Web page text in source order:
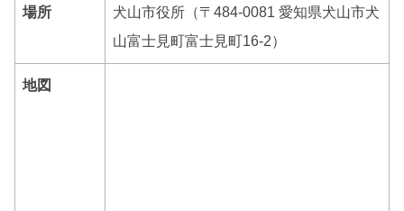
場所
犬山市役所（〒484-0081 愛知県犬山市犬
山富士見町富士見町16-2）
地図